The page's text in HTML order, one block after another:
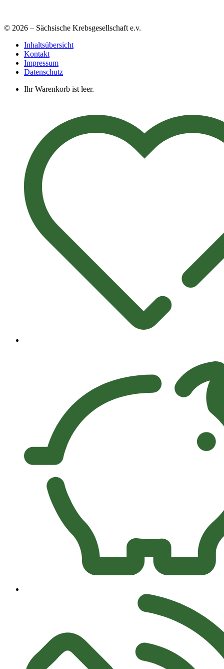
© 2026 – Sächsische Krebsgesellschaft e.v.
Inhaltsübersicht
Kontakt
Impressum
Datenschutz
Ihr Warenkorb ist leer.